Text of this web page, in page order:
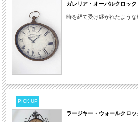
ガレリア・オーバルクロック
時を経て受け継がれたような
PICK UP
ラージキー・ウォールクロッ